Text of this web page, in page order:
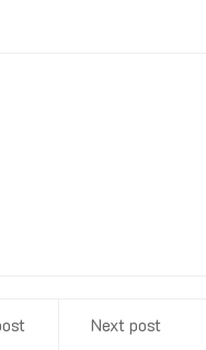
Next post